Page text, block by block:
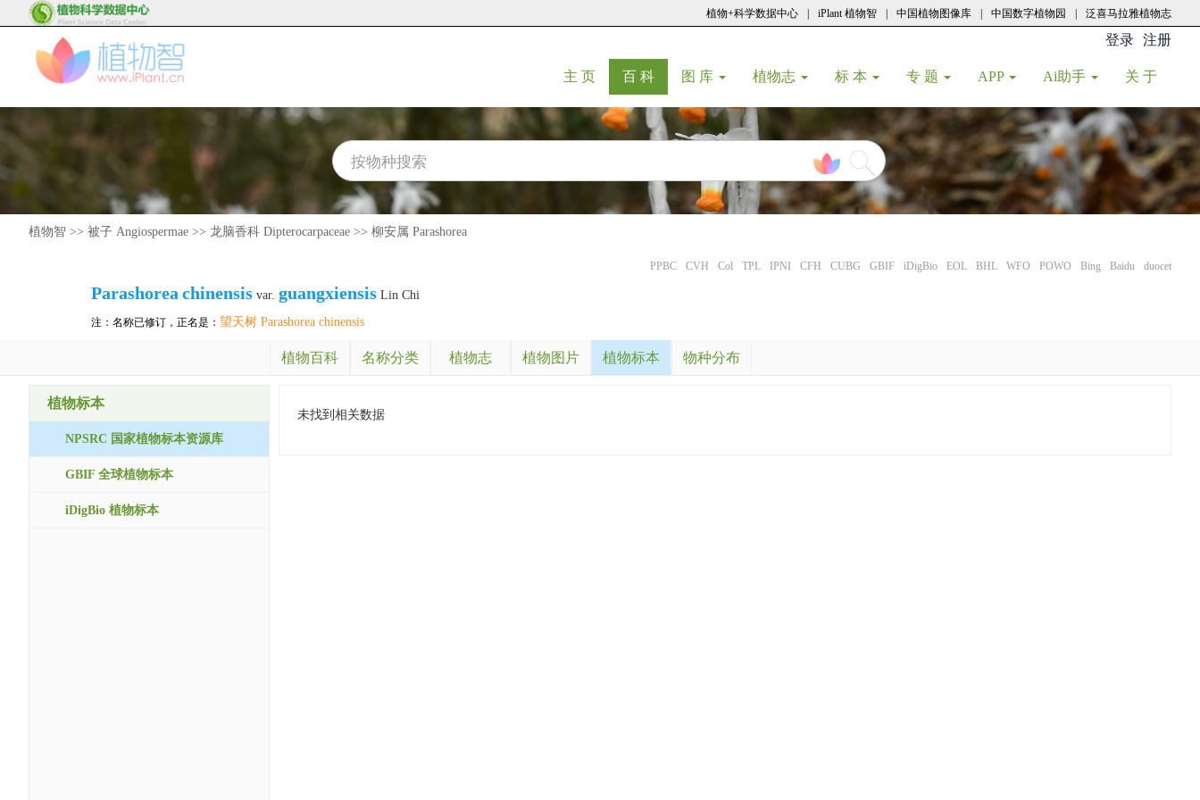
植物+科学数据中心 iPlant 植物智 中国植物图像库 中国数字植物园 泛喜马拉雅植物志
登录 注册
主 页(current)
百 科(current)
图 库 植物志 标 本 专 题 APP Ai助手 关 于
植物智 >> 被子 Angiospermae >> 龙脑香科 Dipterocarpaceae >> 柳安属 Parashorea
PPBC CVH Col TPL IPNI CFH CUBG GBIF iDigBio EOL BHL WFO POWO Bing Baidu duocet
Parashorea chinensis var. guangxiensis Lin Chi
注：名称已修订，正名是： 望天树 Parashorea chinensis
植物百科 名称分类 植物志 植物图片 植物标本 物种分布
植物标本
NPSRC 国家植物标本资源库
GBIF 全球植物标本
iDigBio 植物标本
未找到相关数据